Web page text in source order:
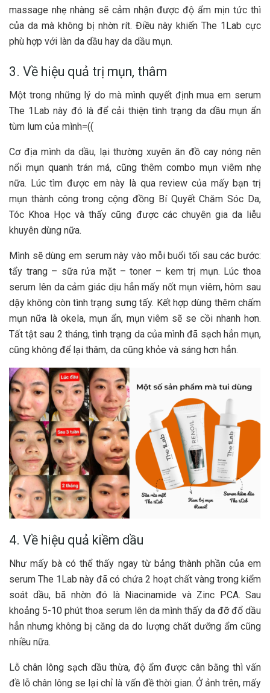
massage nhẹ nhàng sẽ cảm nhận được độ ẩm mịn tức thì
của da mà không bị nhờn rít. Điều này khiến The 1Lab cực
phù hợp với làn da dầu hay da dầu mụn.
3. Về hiệu quả trị mụn, thâm
Một trong những lý do mà mình quyết định mua em serum
The 1Lab này đó là để cải thiện tình trạng da dầu mụn ẩn
tùm lum của mình=((
Cơ địa mình da dầu, lại thường xuyên ăn đồ cay nóng nên
nổi mụn quanh trán má, cũng thêm combo mụn viêm nhẹ
nữa. Lúc tìm được em này là qua review của mấy bạn trị
mụn thành công trong cộng đồng Bí Quyết Chăm Sóc Da,
Tóc Khoa Học và thấy cũng được các chuyên gia da liễu
khuyên dùng nữa.
Mình sẽ dùng em serum này vào mỗi buổi tối sau các bước:
tẩy trang – sữa rửa mặt – toner – kem trị mụn. Lúc thoa
serum lên da cảm giác dịu hẳn mấy nốt mụn viêm, hôm sau
dậy không còn tình trạng sưng tấy. Kết hợp dùng thêm chấm
mụn nữa là okela, mụn ẩn, mụn viêm sẽ se cồi nhanh hơn.
Tất tật sau 2 tháng, tình trạng da của mình đã sạch hẳn mụn,
cũng không để lại thâm, da cũng khỏe và sáng hơn hẳn.
4. Về hiệu quả kiềm dầu
Như mấy bà có thể thấy ngay từ bảng thành phần của em
serum The 1Lab này đã có chứa 2 hoạt chất vàng trong kiểm
soát dầu, bã nhờn đó là Niacinamide và Zinc PCA. Sau
khoảng 5-10 phút thoa serum lên da mình thấy da đỡ đổ dầu
hẳn nhưng không bị căng da do lượng chất dưỡng ẩm cũng
nhiều nữa.
Lỗ chân lông sạch dầu thừa, độ ẩm được cân bằng thì vấn
đề lỗ chân lông se lại chỉ là vấn đề thời gian. Ở ảnh trên, mấy